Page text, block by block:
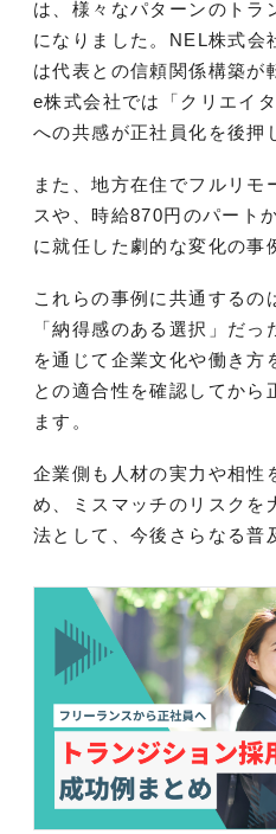
は、様々なパターンのトラ
になりました。NEL株式会
は代表との信頼関係構築が
e株式会社では「クリエイ
への共感が正社員化を後押
また、地方在住でフルリモ
スや、時給870円のパート
に就任した劇的な変化の事
これらの事例に共通するの
「納得感のある選択」だ
を通じて企業文化や働き方
との適合性を確認してから
ます。
企業側も人材の実力や相性
め、ミスマッチのリスクを
法として、今後さらなる普